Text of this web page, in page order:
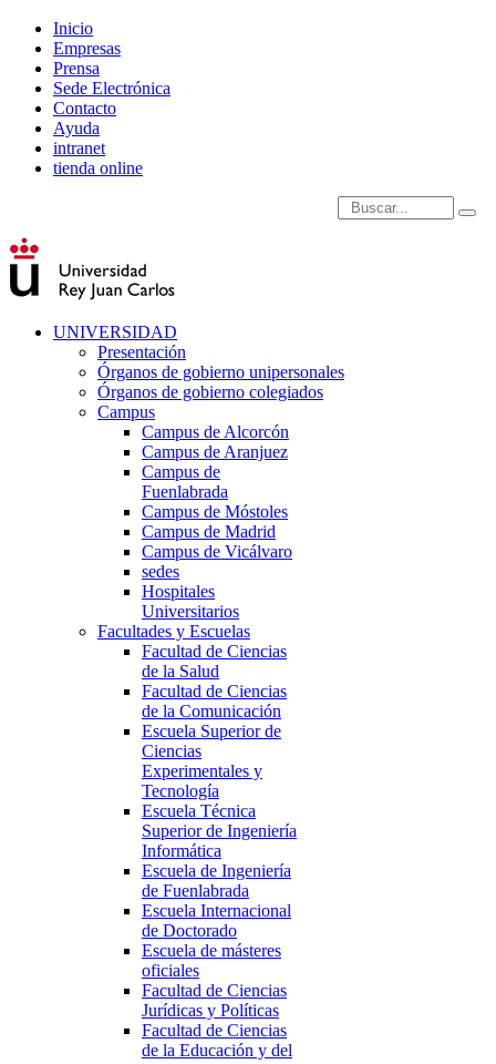
Inicio
Empresas
Prensa
Sede Electrónica
Contacto
Ayuda
intranet
tienda online
Introduce términos de
UNIVERSIDAD
Presentación
Órganos de gobierno unipersonales
Órganos de gobierno colegiados
Campus
Campus de Alcorcón
Campus de Aranjuez
Campus de
Fuenlabrada
Campus de Móstoles
Campus de Madrid
Campus de Vicálvaro
sedes
Hospitales
Universitarios
Facultades y Escuelas
Facultad de Ciencias
de la Salud
Facultad de Ciencias
de la Comunicación
Escuela Superior de
Ciencias
Experimentales y
Tecnología
Escuela Técnica
Superior de Ingeniería
Informática
Escuela de Ingeniería
de Fuenlabrada
Escuela Internacional
de Doctorado
Escuela de másteres
oficiales
Facultad de Ciencias
Jurídicas y Políticas
Facultad de Ciencias
de la Educación y del